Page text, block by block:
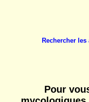
Rechercher
Pour